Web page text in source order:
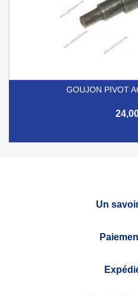
GOUJON PIVOT
Un